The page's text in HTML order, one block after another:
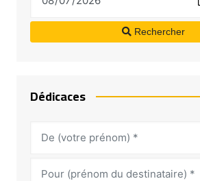
Rechercher
Dédicaces